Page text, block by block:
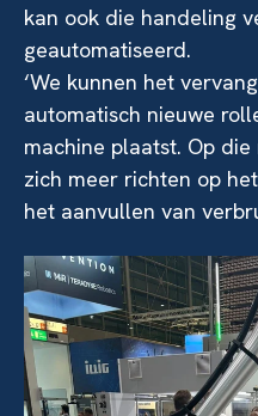
kan ook die handeling
geautomatiseerd.
‘We kunnen het
automatisch nieuwe
machine plaatst. Op
zich meer richten op
het aanvullen van